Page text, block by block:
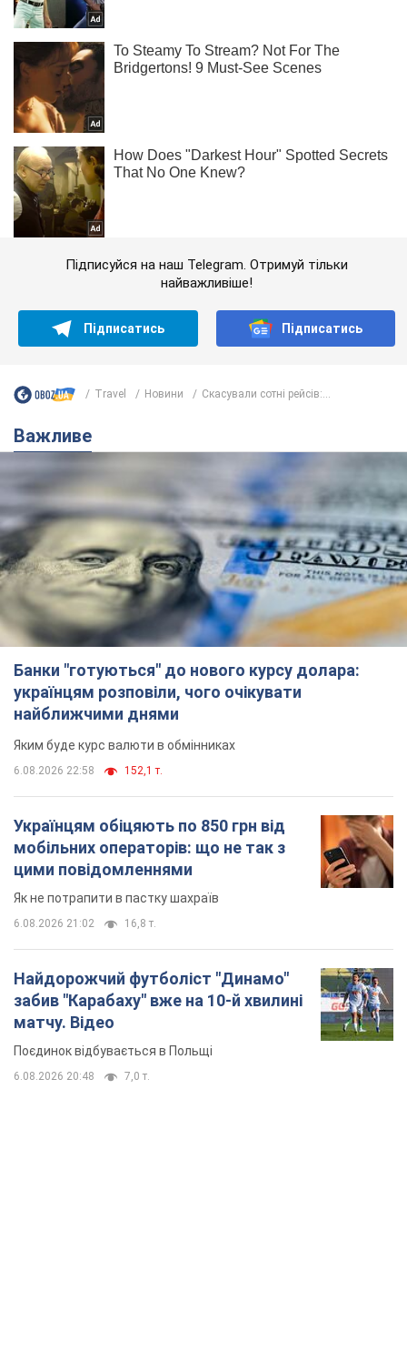
Підписуйся на наш Telegram. Отримуй тільки
найважливіше!
Підписатись Підписатись
Travel Новини Скасували сотні рейсів:...
Важливе
Банки "готуються" до нового курсу долара:
українцям розповіли, чого очікувати
найближчими днями
Яким буде курс валюти в обмінниках
6.08.2026 22:58 152,1 т.
Українцям обіцяють по 850 грн від
мобільних операторів: що не так з
цими повідомленнями
Як не потрапити в пастку шахраїв
6.08.2026 21:02 16,8 т.
Найдорожчий футболіст "Динамо"
забив "Карабаху" вже на 10-й хвилині
матчу. Відео
Поєдинок відбувається в Польщі
6.08.2026 20:48 7,0 т.